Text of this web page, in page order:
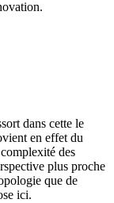
dans cette le
en effet du
des
plus proche
que de
ici.